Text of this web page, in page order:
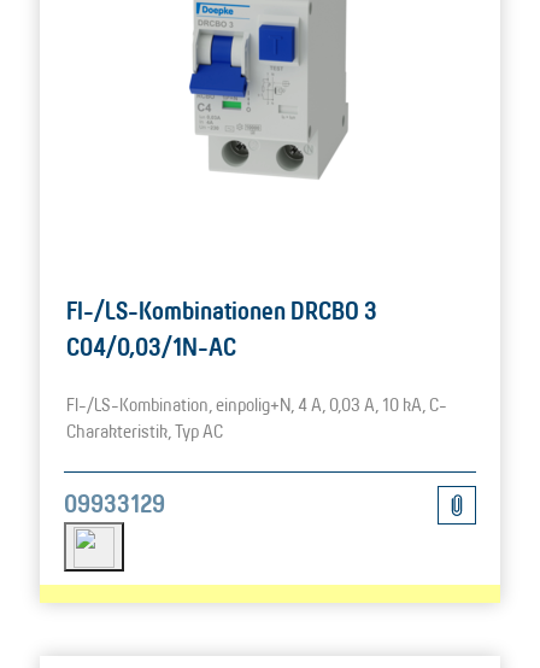
FI-/LS-Kombinationen DRCBO 3
C04/0,03/1N-AC
FI-/LS-Kombination, einpolig+N, 4 A, 0,03 A, 10 kA, C-
Charakteristik, Typ AC
09933129